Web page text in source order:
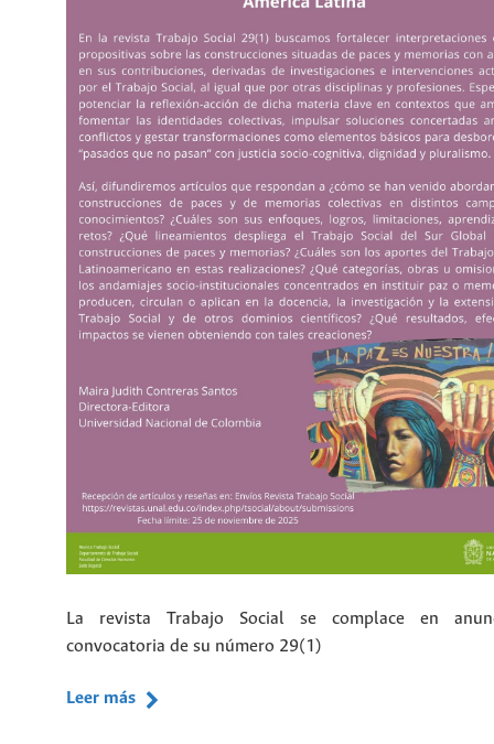
La revista Trabajo Social se complace en
convocatoria de su número 29(1)
Leer más